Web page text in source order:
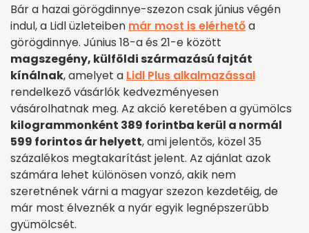
Bár a hazai görögdinnye-szezon csak június végén
indul, a Lidl üzleteiben már most is elérhetőa
görögdinnye. Június 18-a és 21-e között
magszegény, külföldi származású fajtát
kínálnak, amelyet a Lidl Plus alkalmazással
rendelkező vásárlók kedvezményesen
vásárolhatnak meg. Az akció keretében a gyümölcs
kilogrammonként 389 forintba kerül a normál
599 forintos ár helyett, ami jelentős, közel 35
százalékos megtakarítást jelent. Az ajánlat azok
számára lehet különösen vonzó, akik nem
szeretnének várni a magyar szezon kezdetéig, de
már most élveznék a nyár egyik legnépszerűbb
gyümölcsét.